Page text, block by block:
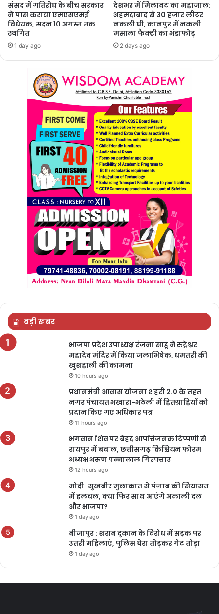
संसद में गतिरोध के बीच सरकार
ने पास कराया एमएसएमई
विधेयक, सदन 10 अगस्त तक
स्थगित
1 day ago
देशभर में मिलावट का महाजाल:
अहमदाबाद से 30 हजार लीटर
नकली घी, कानपुर में नकली
मसाला फैक्ट्री का भंडाफोड़
2 days ago
बड़ी खबर
भाजपा प्रदेश उपाध्यक्ष रंजना साहू ने रुद्रेश्वर
महादेव मंदिर में किया जलाभिषेक, धमतरी की
खुशहाली की कामना
10 hours ago
प्रधानमंत्री आवास योजना शहरी 2.0 के तहत
नगर पंचायत भखारा-भठेली में हितग्राहियों को
प्रदान किए गए अधिकार पत्र
11 hours ago
भगवान शिव पर बेहद आपत्तिजनक टिप्पणी से
रायपुर में बवाल, छत्तीसगढ़ क्रिश्चियन फोरम
अध्यक्ष अरुण पन्नालाल गिरफ्तार
12 hours ago
मोदी-सुखबीर मुलाकात से पंजाब की सियासत
में हलचल, क्या फिर साथ आएंगे अकाली दल
और भाजपा?
1 day ago
बीजापुर : शराब दुकान के विरोध में सड़क पर
उतरी महिलाएं, पुलिस घेरा तोड़कर गेट तोड़ा
1 day ago